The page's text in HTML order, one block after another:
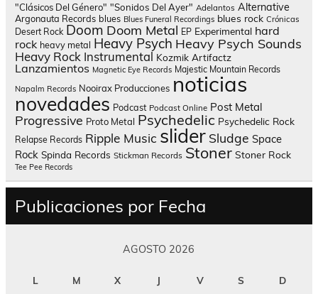
"Clásicos Del Género" "Sonidos Del Ayer" Adelantos Alternative
Argonauta Records blues Blues Funeral Recordings blues rock Crónicas
Desert Rock Doom Doom Metal EP Experimental hard
rock heavy metal Heavy Psych Heavy Psych Sounds
Heavy Rock Instrumental Kozmik Artifactz
Lanzamientos Magnetic Eye Records Majestic Mountain Records
Napalm Records Nooirax Producciones noticias
novedades Podcast Podcast Online Post Metal
Progressive Proto Metal Psychedelic Psychedelic Rock
Relapse Records Ripple Music slider Sludge Space
Rock Spinda Records Stickman Records Stoner Stoner Rock
Tee Pee Records
Publicaciones por Fecha
AGOSTO 2026
L M X J V S D